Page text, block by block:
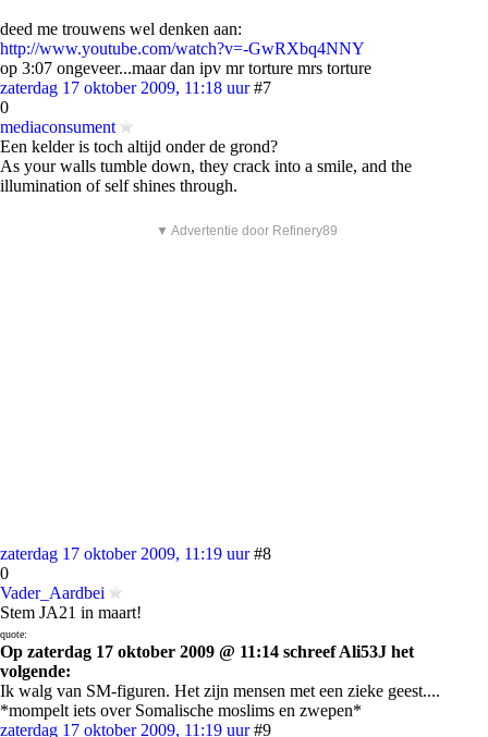
deed me trouwens wel denken aan:
http://www.youtube.com/watch?v=-GwRXbq4NNY
op 3:07 ongeveer...maar dan ipv mr torture mrs torture
zaterdag 17 oktober 2009, 11:18 uur #7
0
mediaconsument
Een kelder is toch altijd onder de grond?
As your walls tumble down, they crack into a smile, and the
illumination of self shines through.
▼ Advertentie door Refinery89
zaterdag 17 oktober 2009, 11:19 uur #8
0
Vader_Aardbei
Stem JA21 in maart!
quote:
Op zaterdag 17 oktober 2009 @ 11:14 schreef Ali53J het
volgende:
Ik walg van SM-figuren. Het zijn mensen met een zieke geest....
*mompelt iets over Somalische moslims en zwepen*
zaterdag 17 oktober 2009, 11:19 uur #9